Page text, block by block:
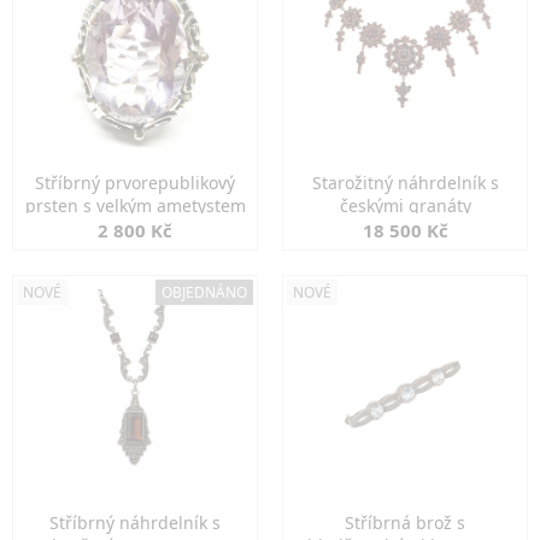
Stříbrný prvorepublikový
prsten s velkým ametystem
2 800 Kč
Starožitný náhrdelník s
českými granáty
18 500 Kč
NOVÉ OBJEDNÁNO
Stříbrný náhrdelník s
NOVÉ
Stříbrná brož s